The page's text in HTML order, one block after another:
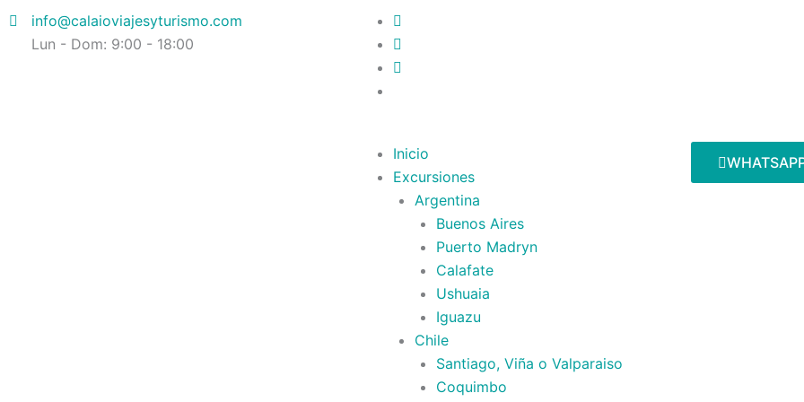
info@calaioviajesyturismo.com
Lun - Dom: 9:00 - 18:00
Inicio
Excursiones
Argentina
Buenos Aires
Puerto Madryn
Calafate
Ushuaia
Iguazu
Chile
Santiago, Viña o Valparaiso
Coquimbo